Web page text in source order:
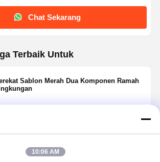
Chat Sekarang
Terbaik Untuk
Sablon Merah Dua Komponen Ramah
Terus
10:06 AM